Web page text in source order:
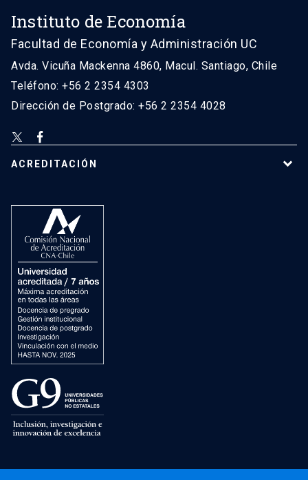
Instituto de Economía
Facultad de Economía y Administración UC
Avda. Vicuña Mackenna 4860, Macul. Santiago, Chile
Teléfono: +56 2 2354 4303
Dirección de Postgrado: +56 2 2354 4028
ACREDITACIÓN